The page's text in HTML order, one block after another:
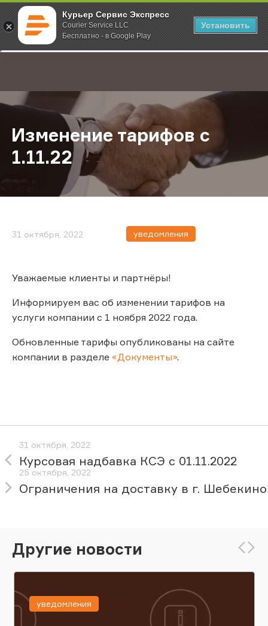
Курьер Сервис Экспресс
Courier Service LLC
Бесплатно - в Google Play
Установить
;
Главная О компании Новости Изменение тарифов с 1.11.22
Изменение тарифов с
1.11.22
31 октября, 2022 уведомления
Уважаемые клиенты и партнёры!
Информируем вас об изменении тарифов на
услуги компании с 1 ноября 2022 года.
Обновленные тарифы опубликованы на сайте
компании в разделе «Документы».
31 октября, 2022
Курсовая надбавка КСЭ с 01.11.2022
25 октября, 2022
Ограничения на доставку в г. Шебекино
Другие новости
уведомления